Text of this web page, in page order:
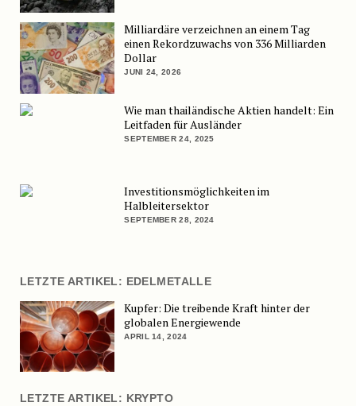
Milliardäre verzeichnen an einem Tag
einen Rekordzuwachs von 336 Milliarden
Dollar
JUNI 24, 2026
Wie man thailändische Aktien handelt: Ein
Leitfaden für Ausländer
SEPTEMBER 24, 2025
Investitionsmöglichkeiten im
Halbleitersektor
SEPTEMBER 28, 2024
LETZTE ARTIKEL: EDELMETALLE
Kupfer: Die treibende Kraft hinter der
globalen Energiewende
APRIL 14, 2024
LETZTE ARTIKEL: KRYPTO